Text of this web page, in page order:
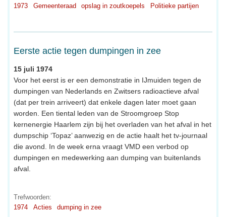
1973
Gemeenteraad opslag in zoutkoepels Politieke partijen
Eerste actie tegen dumpingen in zee
15 juli 1974
Voor het eerst is er een demonstratie in IJmuiden tegen de
dumpingen van Nederlands en Zwitsers radioactieve afval
(dat per trein arriveert) dat enkele dagen later moet gaan
worden. Een tiental leden van de Stroomgroep Stop
kernenergie Haarlem zijn bij het overladen van het afval in het
dumpschip ‘Topaz’ aanwezig en de actie haalt het tv-journaal
die avond. In de week erna vraagt VMD een verbod op
dumpingen en medewerking aan dumping van buitenlands
afval.
Trefwoorden:
1974
Acties dumping in zee